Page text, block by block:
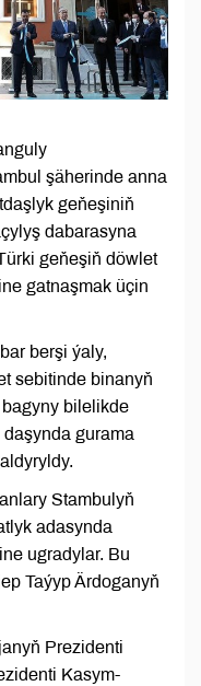
şäherinde anna
geňeşiniň
dabarasyna
geňeşiň döwlet
gatnaşmak üçin
berşi ýaly,
sebitinde binanyň
bilelikde
gurama
Stambulyň
adasynda
ugradylar. Bu
Taýyp Ärdoganyň
Prezidenti
Kasym-